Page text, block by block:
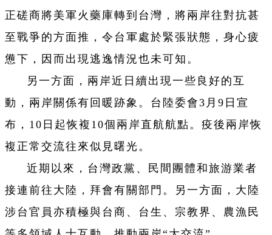
正磋商將美軍火藥庫轉到台灣，將兩岸往對抗甚
至戰爭的方面推，令台軍處於緊張狀態，身心疲
憊下，因而出現逃逸情況也未可知。
另一方面，兩岸近日續出現一些良好的互
動，兩岸關係有回暖跡象。台陸委會3月9日宣
布，10日起恢複10個兩岸直航航點。疫後兩岸恢
複正常交流往來似見曙光。
近期以來，台灣政黨、民間團體和旅游業者
接連前往大陸，拜會有關部門。另一方面，大陸
涉台官員亦積極與台商、台生、宗教界、農漁民